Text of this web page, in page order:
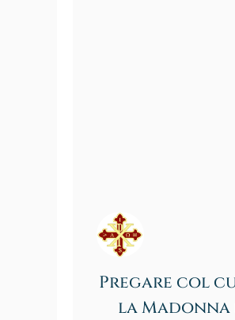
Pregare col
la Madonna